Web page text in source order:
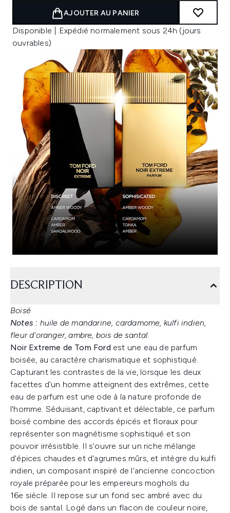
AJOUTER AU PANIER
Disponible | Expédié normalement sous 24h (jours
ouvrables)
DESCRIPTION
Boisé
Notes : huile de mandarine, cardamome, kulfi indien,
fleur d'oranger, ambre, bois de santal.
Noir Extreme de Tom Ford est une eau de parfum
boisée, au caractère charismatique et sophistiqué.
Capturant les contrastes de la vie, lorsque les deux
facettes d'un homme atteignent des extrêmes, cette
eau de parfum est une ode à la nature profonde de
l'homme. Séduisant, captivant et délectable, ce parfum
boisé combine des accords épicés et floraux pour
représenter son magnétisme sophistiqué et son
pouvoir irrésistible. Il s'ouvre sur un riche mélange
d'épices chaudes et d'agrumes mûrs, et intègre du kulfi
indien, un composant inspiré de l'ancienne concoction
royale préparée pour les empereurs moghols du
16e siècle. Il repose sur un fond sec ambré avec du
bois de santal. Logé dans un flacon de couleur noire,